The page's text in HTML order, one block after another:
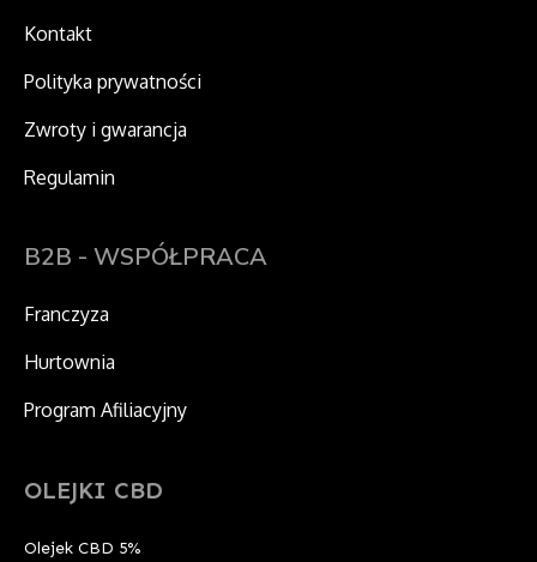
Kontakt
Polityka prywatności
Zwroty i gwarancja
Regulamin
B2B - WSPÓŁPRACA
Franczyza
Hurtownia
Program Afiliacyjny
OLEJKI CBD
Olejek CBD 5%